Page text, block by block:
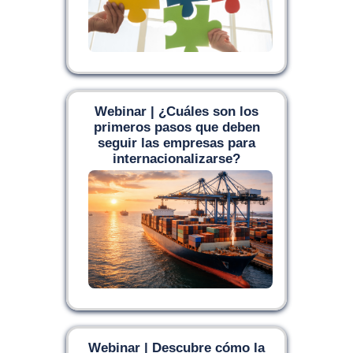
Webinar | ¿Cuáles son los
primeros pasos que deben
seguir las empresas para
internacionalizarse?
Webinar | Descubre cómo la